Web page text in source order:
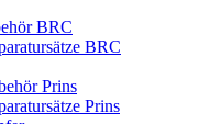
BRC
BRC
Prins
Prins